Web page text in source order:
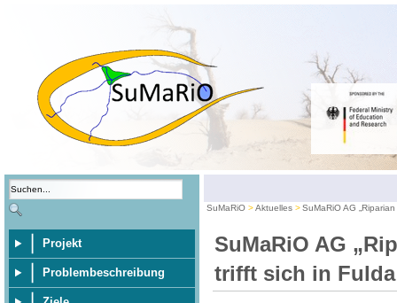
Projekt
Problembeschreibung
SuMaRiO Aktuelles SuMaRiO AG
SuMaRiO AG
trifft sich in Fulda